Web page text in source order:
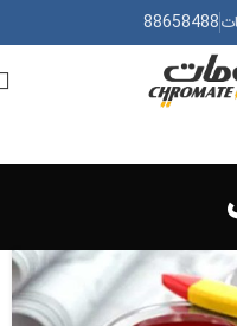
88658488